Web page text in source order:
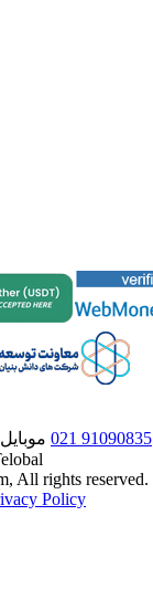
91090835 021
All rights reserved.
Policy